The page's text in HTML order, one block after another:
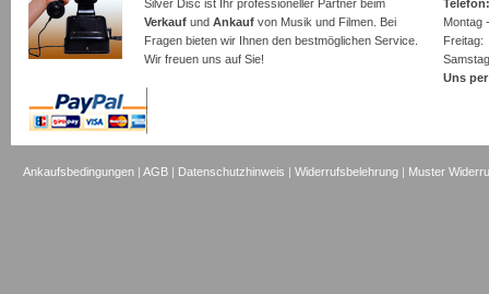
Silver Disc ist Ihr professioneller Partner beim
Verkauf und Ankauf von Musik und Filmen. Bei
Fragen bieten wir Ihnen den bestmöglichen Service.
Wir freuen uns auf Sie!
Montag
Uns
Ankaufsbedingungen |AGB | Datenschutzhinweis |Widerrufsbelehrung | Muster